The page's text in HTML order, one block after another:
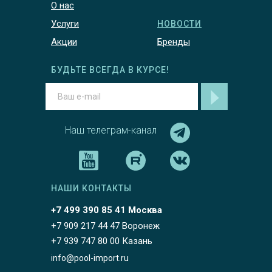
О нас
Услуги
Акции
НОВОСТИ
Бренды
Наш телеграм-канал
БУДЬТЕ ВСЕГДА В КУРСЕ!
+7 499 390 85 41 Москва
НАШИ КОНТАКТЫ
+7 909 217 44 47 Воронеж
+7 939 747 80 00 Казань
info@pool-import.ru